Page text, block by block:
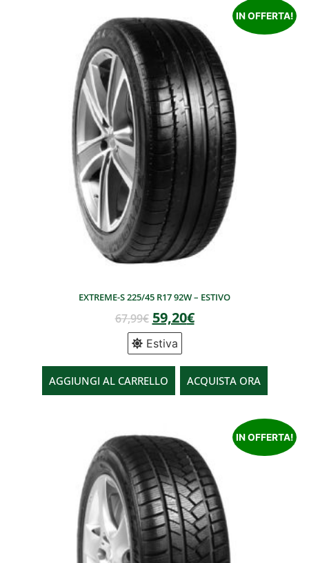
IN OFFERTA!
EXTREME-S 225/45 R17 92W – ESTIVO
67,99€ 59,20€
Estiva
AGGIUNGI AL CARRELLO ACQUISTA ORA
IN OFFERTA!